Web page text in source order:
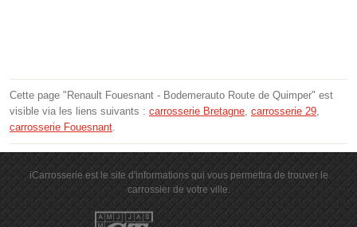
Cette page "Renault Fouesnant - Bodemerauto Route de Quimper" est
visible via les liens suivants : carrosserie Bretagne, carrosserie 29,
carrosserie Fouesnant.
iCarrosserie est le site d'informations qui vous permettra de trouver le
carrossier de votre ville.